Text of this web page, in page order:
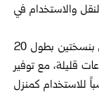
والاستخدام في
ووفقاً لتقارير موقع CNBC Arabia، يتوفر المنزل بنسختين بطول 20
قليلة، مع توفير
للاستخدام كمنزل